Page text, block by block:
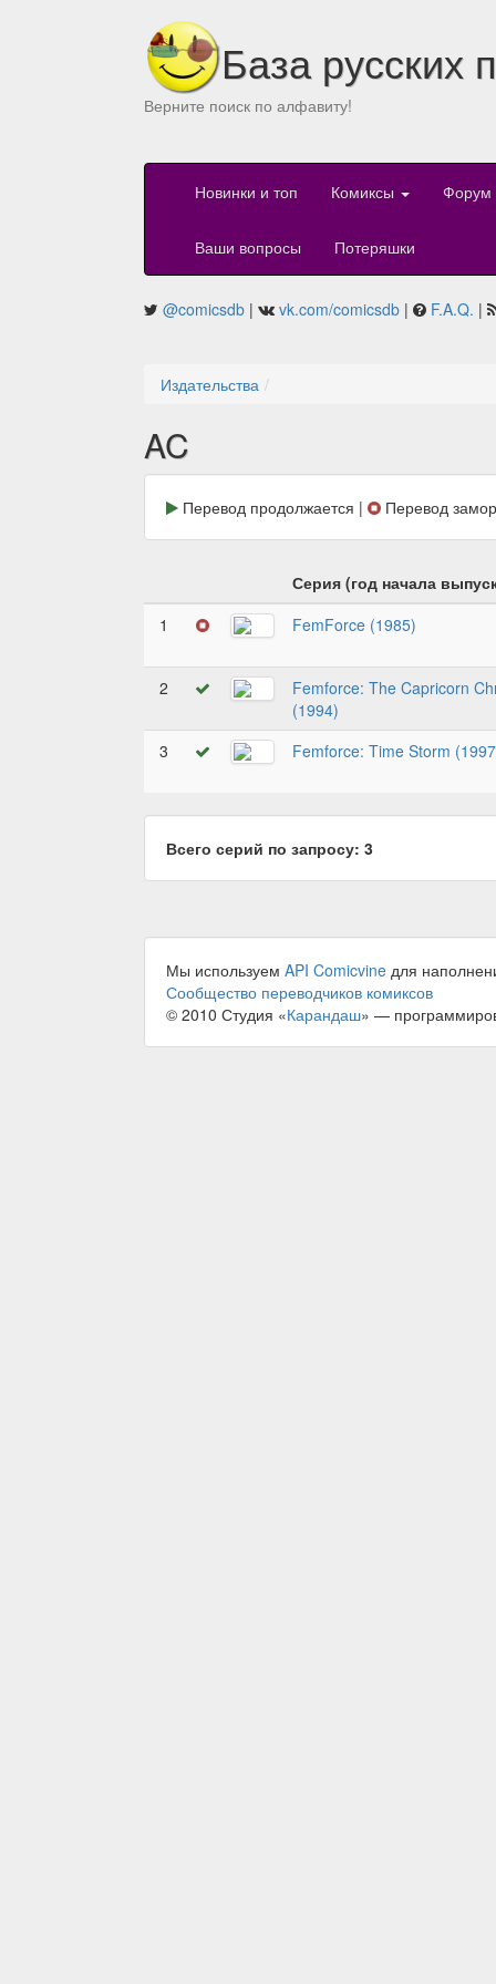
База русских
Верните поиск по алфавиту!
Новинки и топ Комиксы Форум
Ваши вопросы Потеряшки
@comicsdb | vk.com/comicsdb | F.A.Q. |
Издательства
AC
Перевод продолжается | Перевод
Серия (год начала
1
FemForce (1985)
2
Femforce: The Capricorn
(1994)
3
Femforce: Time Storm
Всего серий по запросу: 3
Мы используем API Comicvine для
Сообщество переводчиков комиксов
© 2010 Студия «Карандаш» —